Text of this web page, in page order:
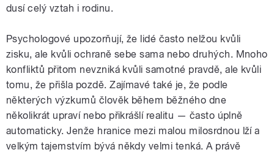
dusí celý vztah i rodinu.
Psychologové upozorňují, že lidé často nelžou kvůli
zisku, ale kvůli ochraně sebe sama nebo druhých. Mnoho
konfliktů přitom nevzniká kvůli samotné pravdě, ale kvůli
tomu, že přišla pozdě. Zajímavé také je, že podle
některých výzkumů člověk během běžného dne
několikrát upraví nebo přikrášlí realitu — často úplně
automaticky. Jenže hranice mezi malou milosrdnou lží a
velkým tajemstvím bývá někdy velmi tenká. A právě